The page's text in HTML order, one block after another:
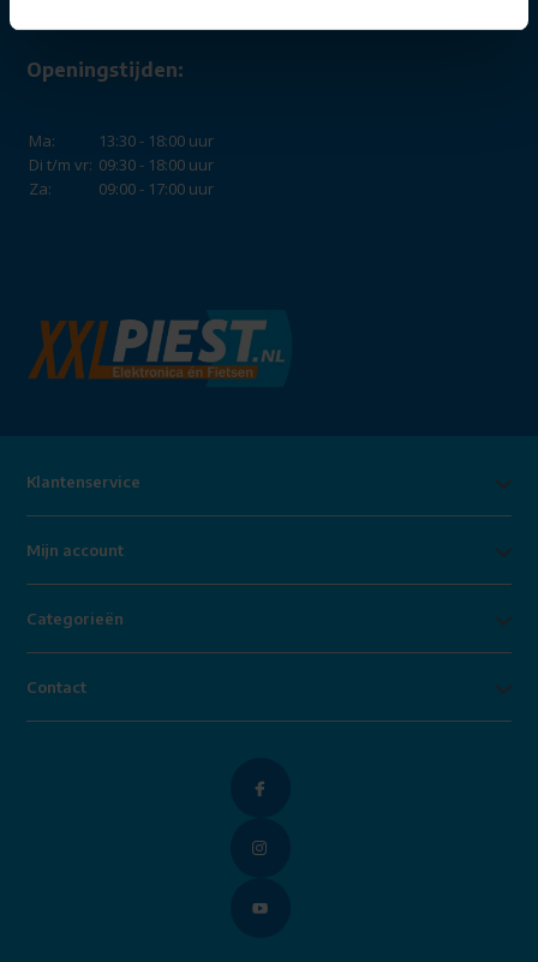
Openingstijden:
Ma:
13:30 - 18:00 uur
Di t/m vr: 09:30 - 18:00 uur
Za:
09:00 - 17:00 uur
Klantenservice
Mijn account
Categorieën
Contact